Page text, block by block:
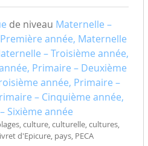
de niveau Maternelle –
année, Maternelle
– Troisième année,
Primaire – Deuxième
année, Primaire –
– Cinquième année,
Sixième année
culture, culturelle, cultures,
d'Epicure, pays, PECA